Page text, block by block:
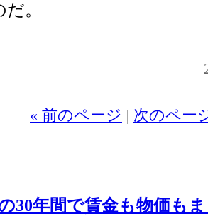
。
« 前のページ | 次のペー
30年間で賃金も物価も